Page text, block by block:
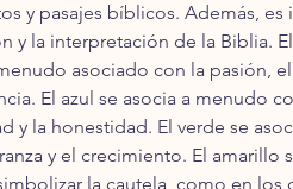
y pasajes bíblicos. Además,
y la interpretación de la Biblia.
asociado con la pasión,
El azul se asocia a menudo
y la honestidad. El verde se
y el crecimiento. El
la cautela, como en